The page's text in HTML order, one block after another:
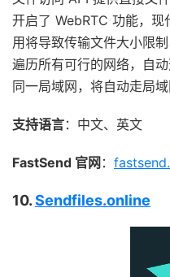
开启了 WebRTC 功能，
用将导致传输文件大小限
遍历所有可行的网络，自
同一局域网，将自动走局
支持语言：中文、英文
FastSend 官网 ：
10.Sendfiles.online